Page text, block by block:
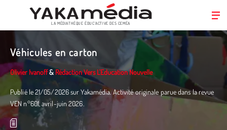
contenu
principal
LA MÉDIATHÈQUE ÉDUC’ACTIVE DES CEMÉA
Véhicules en carton
Olivier Ivanoff& Rédaction Vers L'Education Nouvelle
Publié le 21/05/2026 sur Yakamédia. Activité originale parue dans la revue
VEN n°601, avril-juin 2026.